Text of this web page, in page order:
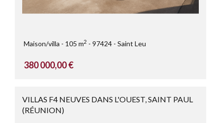
Maison/villa 105 m2 97424 Saint Leu
380 000,00 €
VILLAS F4 NEUVES DANS L'OUEST, SAINT PAUL
(RÉUNION)